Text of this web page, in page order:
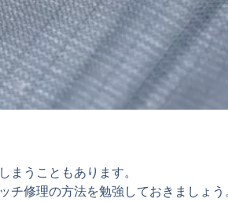
うこともあります。
チ修理の方法を勉強しておきましょう